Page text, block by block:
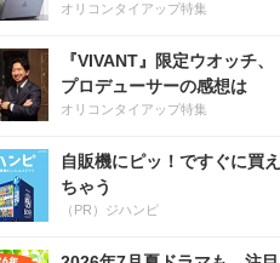
オリコンタイアップ特集
『VIVANT』限定ウオッチ、
プロデューサーの感想は
オリコンタイアップ特集
自販機にピッ！ですぐに買え
ちゃう
（PR）ジハンピ